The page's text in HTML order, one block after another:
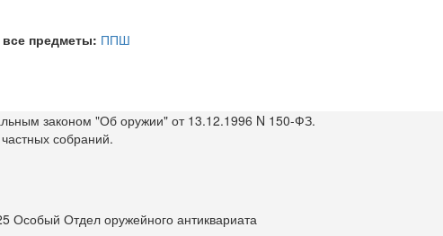
все предметы: ППШ
законом "Об оружии" от 13.12.1996 N 150-ФЗ.
собраний.
Особый Отдел оружейного антиквариата